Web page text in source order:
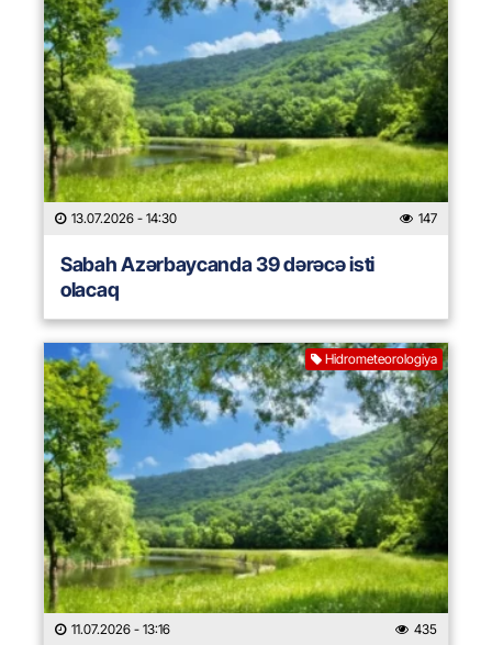
13.07.2026 - 14:30 147
Sabah Azərbaycanda 39 dərəcə isti
olacaq
Hidrometeorologiya
11.07.2026 - 13:16 435